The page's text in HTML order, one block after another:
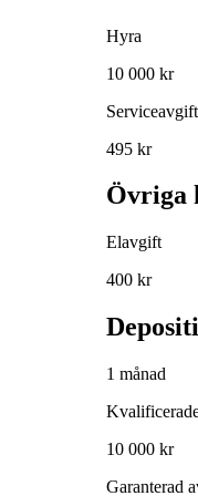
Hyra
10 000 kr
Serviceavgift
495 kr
Övriga
Elavgift
400 kr
1 månad
10 000 kr
Garanterad